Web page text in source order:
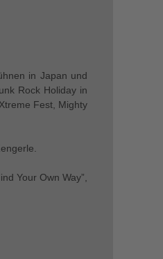
in Japan und
Rock Holiday in
Fest, Mighty
Your Own Way”,